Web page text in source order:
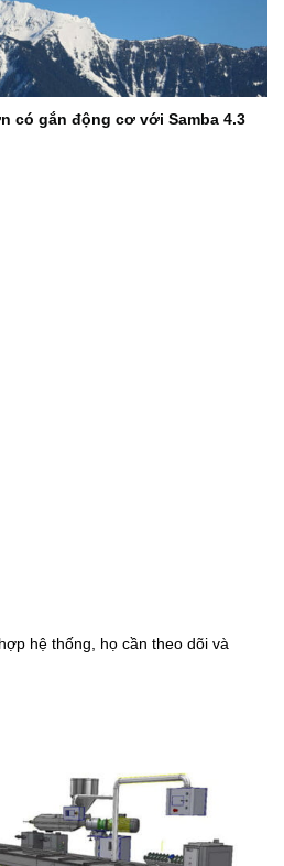
có gắn động cơ với Samba 4.3
hệ thống, họ cần theo dõi và